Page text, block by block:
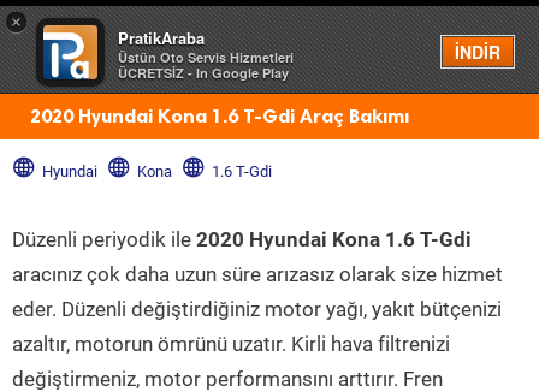
×
PratikAraba
Üstün Oto Servis Hizmetleri
ÜCRETSİZ - In Google Play
İNDİR
Menü
2020 Hyundai Kona 1.6 T-Gdi Araç Bakımı
Hyundai Kona 1.6 T-Gdi
Düzenli periyodik ile 2020 Hyundai Kona 1.6 T-Gdi
aracınız çok daha uzun süre arızasız olarak size hizmet
eder. Düzenli değiştirdiğiniz motor yağı, yakıt bütçenizi
azaltır, motorun ömrünü uzatır. Kirli hava filtrenizi
değiştirmeniz, motor performansını arttırır. Fren